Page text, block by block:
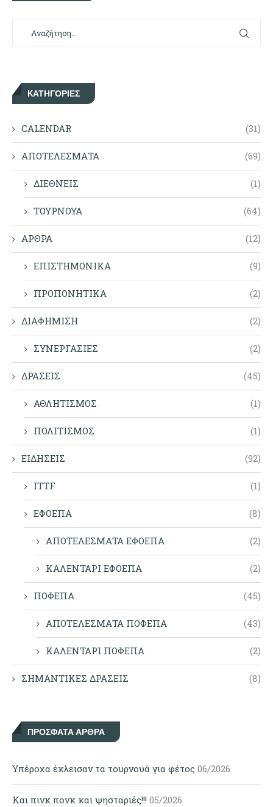
KΑΤΗΓΟΡΊΕΣ
CALENDAR (31)
ΑΠΟΤΕΛΕΣΜΑΤΑ (69)
ΔΙΕΘΝΕΙΣ (1)
ΤΟΥΡΝΟΥΑ (64)
ΑΡΘΡΑ (12)
ΕΠΙΣΤΗΜΟΝΙΚΑ (9)
ΠΡΟΠΟΝΗΤΙΚΑ (2)
ΔΙΑΦΗΜΙΣΗ (2)
ΣΥΝΕΡΓΑΣΙΕΣ (2)
ΔΡΑΣΕΙΣ (45)
ΑΘΛΗΤΙΣΜΟΣ (1)
ΠΟΛΙΤΙΣΜΟΣ (1)
ΕΙΔΗΣΕΙΣ (92)
ITTF (1)
ΕΦΟΕΠΑ (8)
ΑΠΟΤΕΛΕΣΜΑΤΑ ΕΦΟΕΠΑ (2)
ΚΑΛΕΝΤΑΡΙ ΕΦΟΕΠΑ (2)
ΠΟΦΕΠΑ (45)
ΑΠΟΤΕΛΕΣΜΑΤΑ ΠΟΦΕΠΑ (43)
ΚΑΛΕΝΤΑΡΙ ΠΟΦΕΠΑ (2)
ΣΗΜΑΝΤΙΚΕΣ ΔΡΑΣΕΙΣ (8)
ΠΡΌΣΦΑΤΑ ΆΡΘΡΑ
Υπέροχα έκλεισαν τα τουρνουά για φέτος 06/2026
Και πινκ πονκ και ψησταριές!!! 05/2026